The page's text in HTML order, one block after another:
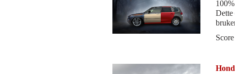
Dette